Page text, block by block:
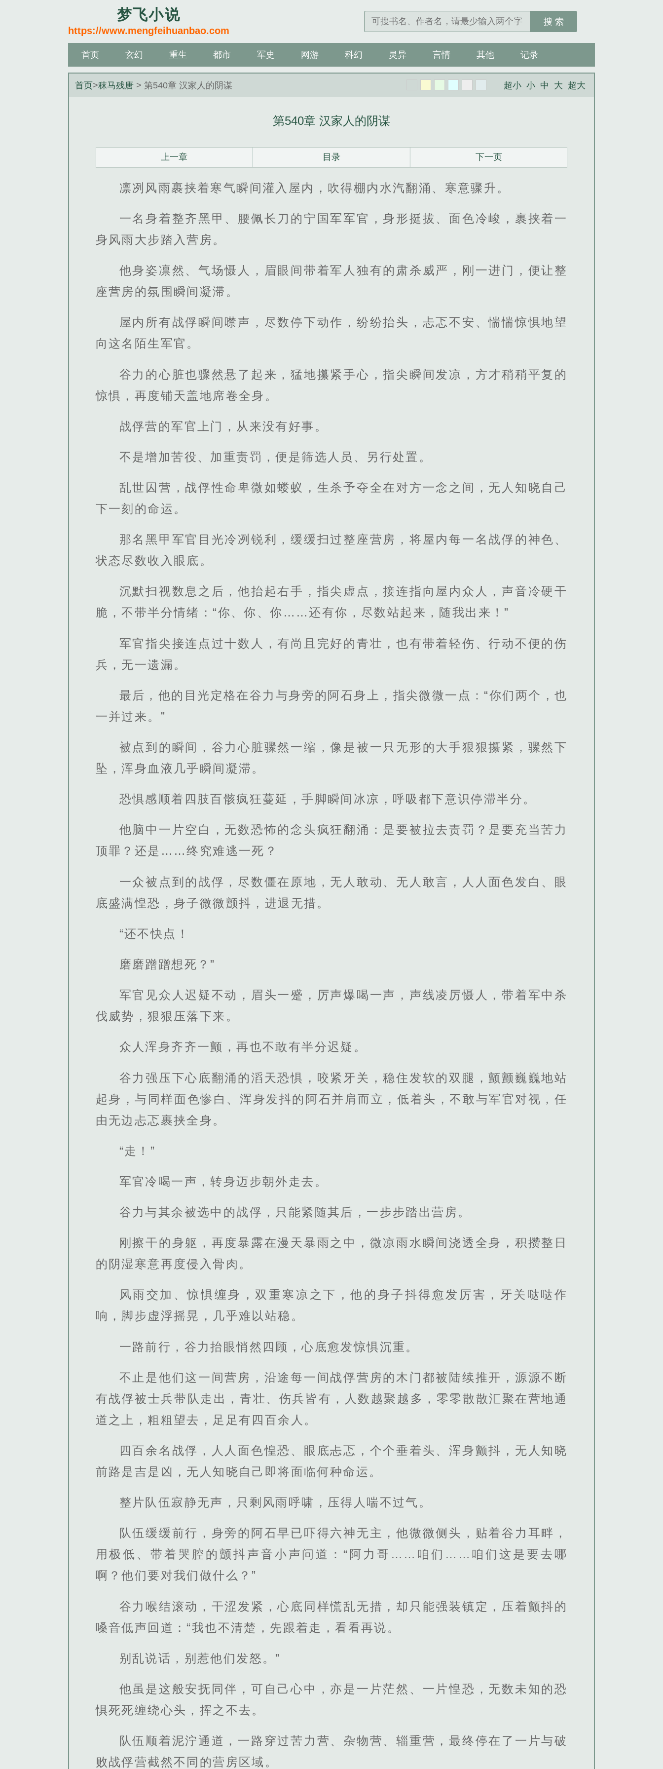
梦飞小说
https://www.mengfeihuanbao.com
搜 索
首页 玄幻 重生 都市 军史 网游 科幻 灵异 言情 其他 记录
首页>秣马残唐 > 第540章 汉家人的阴谋 超小 小 中 大 超大
第540章 汉家人的阴谋
上一章 目录 下一页
凛冽风雨裹挟着寒气瞬间灌入屋内，吹得棚内水汽翻涌、寒意骤升。
一名身着整齐黑甲、腰佩长刀的宁国军军官，身形挺拔、面色冷峻，裹挟着一
身风雨大步踏入营房。
他身姿凛然、气场慑人，眉眼间带着军人独有的肃杀威严，刚一进门，便让整
座营房的氛围瞬间凝滞。
屋内所有战俘瞬间噤声，尽数停下动作，纷纷抬头，忐忑不安、惴惴惊惧地望
向这名陌生军官。
谷力的心脏也骤然悬了起来，猛地攥紧手心，指尖瞬间发凉，方才稍稍平复的
惊惧，再度铺天盖地席卷全身。
战俘营的军官上门，从来没有好事。
不是增加苦役、加重责罚，便是筛选人员、另行处置。
乱世囚营，战俘性命卑微如蝼蚁，生杀予夺全在对方一念之间，无人知晓自己
下一刻的命运。
那名黑甲军官目光冷冽锐利，缓缓扫过整座营房，将屋内每一名战俘的神色、
状态尽数收入眼底。
沉默扫视数息之后，他抬起右手，指尖虚点，接连指向屋内众人，声音冷硬干
脆，不带半分情绪：“你、你、你……还有你，尽数站起来，随我出来！”
军官指尖接连点过十数人，有尚且完好的青壮，也有带着轻伤、行动不便的伤
兵，无一遗漏。
最后，他的目光定格在谷力与身旁的阿石身上，指尖微微一点：“你们两个，也
一并过来。”
被点到的瞬间，谷力心脏骤然一缩，像是被一只无形的大手狠狠攥紧，骤然下
坠，浑身血液几乎瞬间凝滞。
恐惧感顺着四肢百骸疯狂蔓延，手脚瞬间冰凉，呼吸都下意识停滞半分。
他脑中一片空白，无数恐怖的念头疯狂翻涌：是要被拉去责罚？是要充当苦力
顶罪？还是……终究难逃一死？
一众被点到的战俘，尽数僵在原地，无人敢动、无人敢言，人人面色发白、眼
底盛满惶恐，身子微微颤抖，进退无措。
“还不快点！
磨磨蹭蹭想死？”
军官见众人迟疑不动，眉头一蹙，厉声爆喝一声，声线凌厉慑人，带着军中杀
伐威势，狠狠压落下来。
众人浑身齐齐一颤，再也不敢有半分迟疑。
谷力强压下心底翻涌的滔天恐惧，咬紧牙关，稳住发软的双腿，颤颤巍巍地站
起身，与同样面色惨白、浑身发抖的阿石并肩而立，低着头，不敢与军官对视，任
由无边忐忑裹挟全身。
“走！”
军官冷喝一声，转身迈步朝外走去。
谷力与其余被选中的战俘，只能紧随其后，一步步踏出营房。
刚擦干的身躯，再度暴露在漫天暴雨之中，微凉雨水瞬间浇透全身，积攒整日
的阴湿寒意再度侵入骨肉。
风雨交加、惊惧缠身，双重寒凉之下，他的身子抖得愈发厉害，牙关哒哒作
响，脚步虚浮摇晃，几乎难以站稳。
一路前行，谷力抬眼悄然四顾，心底愈发惊惧沉重。
不止是他们这一间营房，沿途每一间战俘营房的木门都被陆续推开，源源不断
有战俘被士兵带队走出，青壮、伤兵皆有，人数越聚越多，零零散散汇聚在营地通
道之上，粗粗望去，足足有四百余人。
四百余名战俘，人人面色惶恐、眼底忐忑，个个垂着头、浑身颤抖，无人知晓
前路是吉是凶，无人知晓自己即将面临何种命运。
整片队伍寂静无声，只剩风雨呼啸，压得人喘不过气。
队伍缓缓前行，身旁的阿石早已吓得六神无主，他微微侧头，贴着谷力耳畔，
用极低、带着哭腔的颤抖声音小声问道：“阿力哥……咱们……咱们这是要去哪
啊？他们要对我们做什么？”
谷力喉结滚动，干涩发紧，心底同样慌乱无措，却只能强装镇定，压着颤抖的
嗓音低声回道：“我也不清楚，先跟着走，看看再说。
别乱说话，别惹他们发怒。”
他虽是这般安抚同伴，可自己心中，亦是一片茫然、一片惶恐，无数未知的恐
惧死死缠绕心头，挥之不去。
队伍顺着泥泞通道，一路穿过苦力营、杂物营、辎重营，最终停在了一片与破
败战俘营截然不同的营房区域。